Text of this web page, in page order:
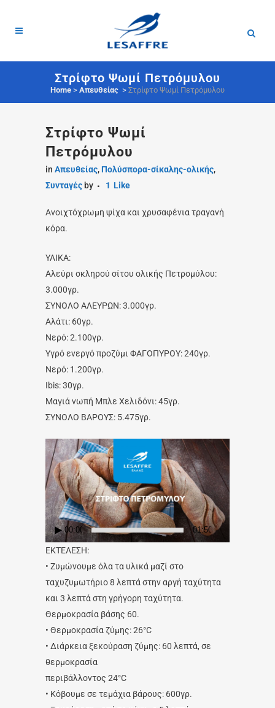
Στρίφτο Ψωμί Πετρόμυλου
Home > Απευθείας > Στρίφτο Ψωμί Πετρόμυλου
Στρίφτο Ψωμί
Πετρόμυλου
in Απευθείας,Πολύσπορα-σίκαλης-ολικής,
Συνταγές by 1 Like
Ανοιχτόχρωμη ψίχα και χρυσαφένια τραγανή
κόρα.
ΥΛΙΚΑ:
Αλεύρι σκληρού σίτου ολικής Πετρομύλου:
3.000γρ.
ΣΥΝΟΛΟ ΑΛΕΥΡΩΝ: 3.000γρ.
Αλάτι: 60γρ.
Νερό: 2.100γρ.
Υγρό ενεργό προζύμι ΦΑΓΟΠΥΡΟΥ: 240γρ.
Νερό: 1.200γρ.
Ibis: 30γρ.
Μαγιά νωπή Μπλε Χελιδόνι: 45γρ.
ΣΥΝΟΛΟ ΒΑΡΟΥΣ: 5.475γρ.
Video
Player
00:00 01:50
ΕΚΤΕΛΕΣΗ:
• Ζυμώνουμε όλα τα υλικά μαζί στο
ταχυζυμωτήριο 8 λεπτά στην αργή ταχύτητα
και 3 λεπτά στη γρήγορη ταχύτητα.
Θερμοκρασία βάσης 60.
• Θερμοκρασία ζύμης: 26°C
• Διάρκεια ξεκούραση ζύμης: 60 λεπτά, σε
θερμοκρασία
περιβάλλοντος 24°C
• Κόβουμε σε τεμάχια βάρους: 600γρ.